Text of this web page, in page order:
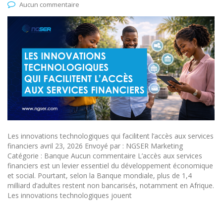
Aucun commentaire
Les innovations technologiques qui facilitent l’accès aux services
financiers avril 23, 2026 Envoyé par : NGSER Marketing
Catégorie : Banque Aucun commentaire L’accès aux services
financiers est un levier essentiel du développement économique
et social. Pourtant, selon la Banque mondiale, plus de 1,4
milliard d’adultes restent non bancarisés, notamment en Afrique.
Les innovations technologiques jouent